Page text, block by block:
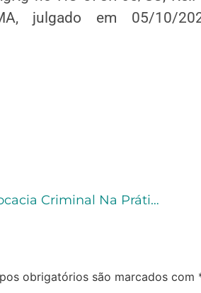
julgado em 05/10/
Como Iniciar Na Advocacia Criminal – Advocacia Criminal Na Prática
obrigatórios são marcados com